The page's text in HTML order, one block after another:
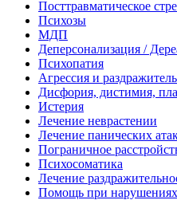
Посттравматическое
Психозы
МДП
Деперсонализация /
Психопатия
Агрессия и
Дисфория, дистимия,
Истерия
Лечение неврастении
Лечение панических
Пограничное
Психосоматика
Лечение
Помощь при